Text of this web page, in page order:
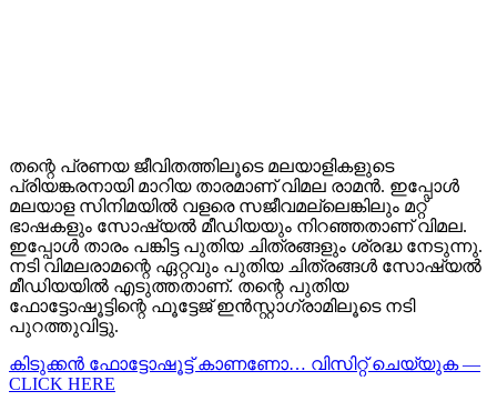
തന്റെ പ്രണയ ജീവിതത്തിലൂടെ മലയാളികളുടെ
പ്രിയങ്കരനായി മാറിയ താരമാണ് വിമല രാമൻ. ഇപ്പോൾ
മലയാള സിനിമയിൽ വളരെ സജീവമല്ലെങ്കിലും മറ്റ്
ഭാഷകളും സോഷ്യൽ മീഡിയയും നിറഞ്ഞതാണ് വിമല.
ഇപ്പോൾ താരം പങ്കിട്ട പുതിയ ചിത്രങ്ങളും ശ്രദ്ധ നേടുന്നു.
നടി വിമലരാമന്റെ ഏറ്റവും പുതിയ ചിത്രങ്ങൾ സോഷ്യൽ
മീഡിയയിൽ എടുത്തതാണ്. തന്റെ പുതിയ
ഫോട്ടോഷൂട്ടിന്റെ ഫൂട്ടേജ് ഇൻസ്റ്റാഗ്രാമിലൂടെ നടി
പുറത്തുവിട്ടു.
കിടുക്കന്‍ ഫോട്ടോഷൂട്ട്‌ കാണണോ… വിസിറ്റ് ചെയ്യുക —
CLICK HERE